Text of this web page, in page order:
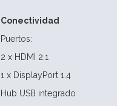
Conectividad
Puertos:
2 x HDMI 2.1
1 x DisplayPort 1.4
Hub USB integrado